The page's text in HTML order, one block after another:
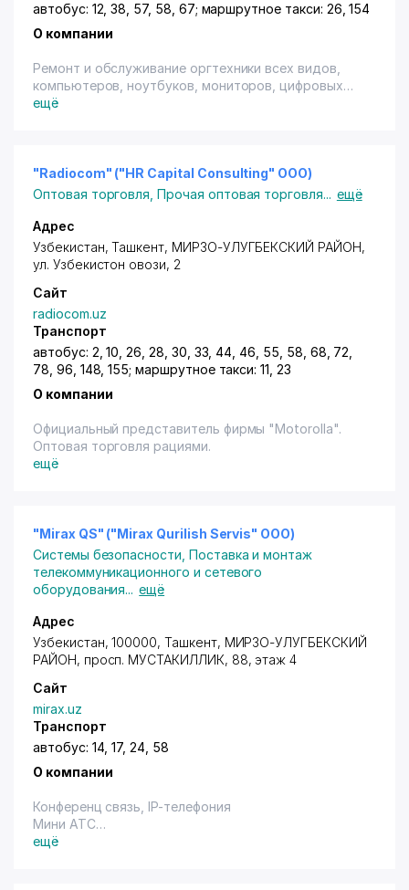
автобус: 12, 38, 57, 58, 67; маршрутное такси: 26, 154
О компании
Ремонт и обслуживание оргтехники всех видов,
компьютеров, ноутбуков, мониторов, цифровых
видеокамер, производство телефонных аппаратов,
обслуживание мини-АТС.
ещё
"Radiocom" ("HR Capital Consulting" ООО)
Оптовая торговля ,Прочая оптовая торговля... ещё
Адрес
Узбекистан,Ташкент, МИРЗО-УЛУГБЕКСКИЙ РАЙОН,
ул. Узбекистон овози, 2
Сайт
radiocom.uz
Транспорт
автобус: 2, 10, 26, 28, 30, 33, 44, 46, 55, 58, 68, 72,
78, 96, 148, 155; маршрутное такси: 11, 23
О компании
Официальный представитель фирмы "Motorolla".
Оптовая торговля рациями.
ещё
"Mirax QS" ("Mirax Qurilish Servis" ООО)
Системы безопасности Поставка и монтаж
телекоммуникационного и сетевого
оборудования... ещё
Адрес
Узбекистан, 100000, Ташкент, МИРЗО-УЛУГБЕКСКИЙ
РАЙОН, просп. МУСТАКИЛЛИК, 88, этаж 4
Сайт
mirax.uz
Транспорт
автобус: 14, 17, 24, 58
О компании
Конференц связь, IP-телефония
Мини АТС
Пожарно-охранная сигнализация
ещё